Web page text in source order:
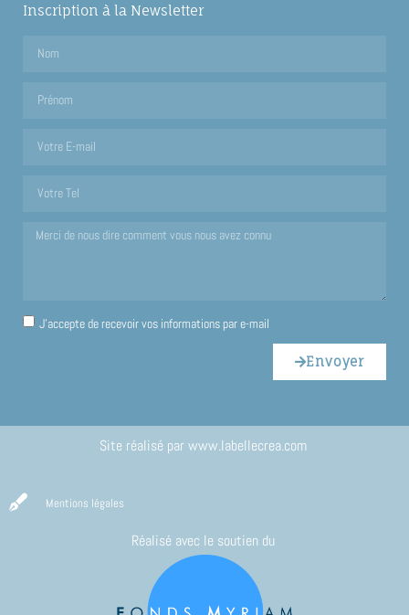
Inscription à la Newsletter
J'accepte de recevoir vos informations par e-mail
Envoyer
Site réalisé par www.labellecrea.com
Mentions légales
Réalisé avec le soutien du